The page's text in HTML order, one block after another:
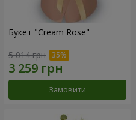
Букет "Cream Rose"
5 014 грн
Замовити